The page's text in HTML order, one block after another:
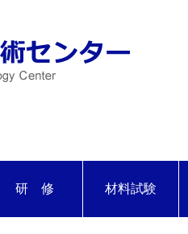
研 修 材料試験